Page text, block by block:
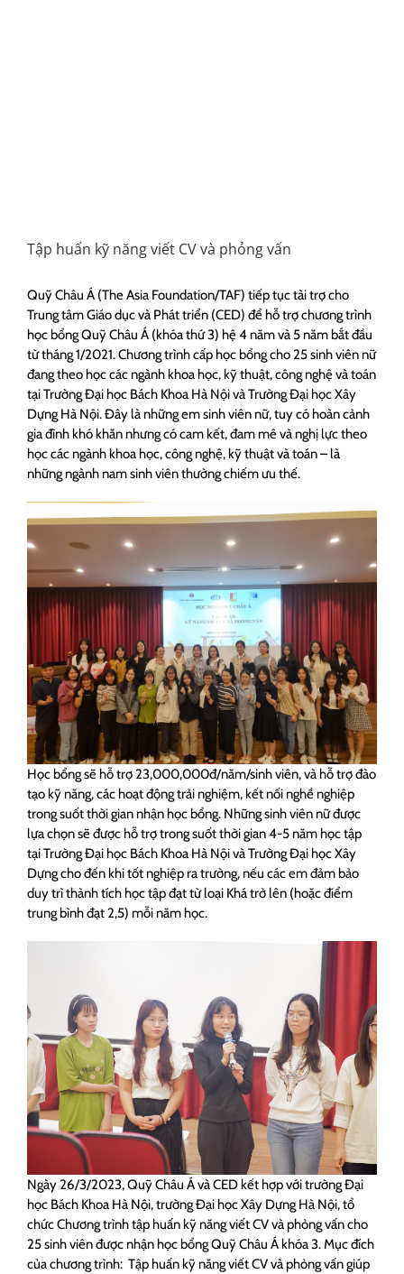
Tập huấn kỹ năng viết CV và phỏng vấn
Quỹ Châu Á (The Asia Foundation/TAF) tiếp tục tài trợ cho
Trung tâm Giáo dục và Phát triển (CED) để hỗ trợ chương trình
học bổng Quỹ Châu Á (khóa thứ 3) hệ 4 năm và 5 năm bắt đầu
từ tháng 1/2021. Chương trình cấp học bổng cho 25 sinh viên nữ
đang theo học các ngành khoa học, kỹ thuật, công nghệ và toán
tại Trường Đại học Bách Khoa Hà Nội và Trường Đại học Xây
Dựng Hà Nội. Đây là những em sinh viên nữ, tuy có hoàn cảnh
gia đình khó khăn nhưng có cam kết, đam mê và nghị lực theo
học các ngành khoa học, công nghệ, kỹ thuật và toán – là
những ngành nam sinh viên thường chiếm ưu thế.
Học bổng sẽ hỗ trợ 23,000,000đ/năm/sinh viên, và hỗ trợ đào
tạo kỹ năng, các hoạt động trải nghiệm, kết nối nghề nghiệp
trong suốt thời gian nhận học bổng. Những sinh viên nữ được
lựa chọn sẽ được hỗ trợ trong suốt thời gian 4-5 năm học tập
tại Trường Đại học Bách Khoa Hà Nội và Trường Đại học Xây
Dựng cho đến khi tốt nghiệp ra trường, nếu các em đảm bảo
duy trì thành tích học tập đạt từ loại Khá trở lên (hoặc điểm
trung bình đạt 2,5) mỗi năm học.
Ngày 26/3/2023, Quỹ Châu Á và CED kết hợp với trường Đại
học Bách Khoa Hà Nội, trường Đại học Xây Dựng Hà Nội, tổ
chức Chương trình tập huấn kỹ năng viết CV và phỏng vấn cho
25 sinh viên được nhận học bổng Quỹ Châu Á khóa 3. Mục đích
của chương trình: Tập huấn kỹ năng viết CV và phỏng vấn giúp